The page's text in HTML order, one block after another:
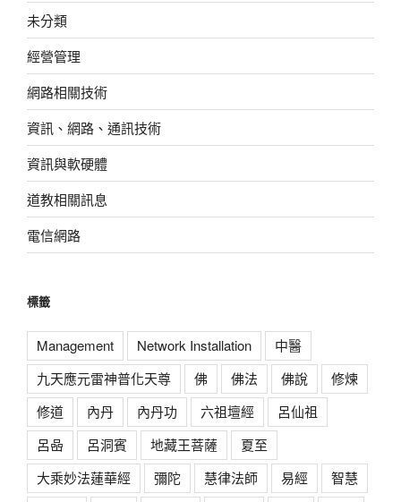
未分類
經營管理
網路相關技術
資訊、網路、通訊技術
資訊與軟硬體
道教相關訊息
電信網路
標籤
Management Network Installation
中醫
九天應元雷神普化天尊
佛 佛法 佛說
修煉
修道
內丹 內丹功 六祖壇經
呂仙祖
呂喦
呂洞賓 地藏王菩薩
夏至
大乘妙法蓮華經
彌陀 慧律法師 易經
智慧